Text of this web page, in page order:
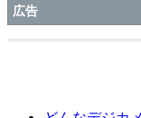
広告